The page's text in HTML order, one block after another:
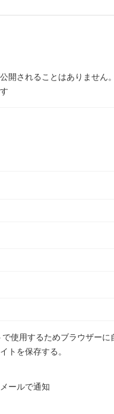
開されることはありません。
使用するためブラウザーに
トを保存する。
ールで通知